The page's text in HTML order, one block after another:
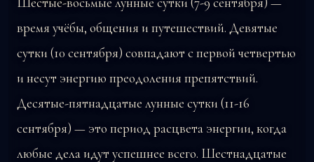
время учёбы, общения и путешествий. Девятые
сутки (10 сентября) совпадают с первой четвертью
и несут энергию преодоления препятствий.
Десятые-пятнадцатые лунные сутки (11-16
сентября) — это период расцвета энергии, когда
любые дела идут успешнее всего. Шестнадцатые